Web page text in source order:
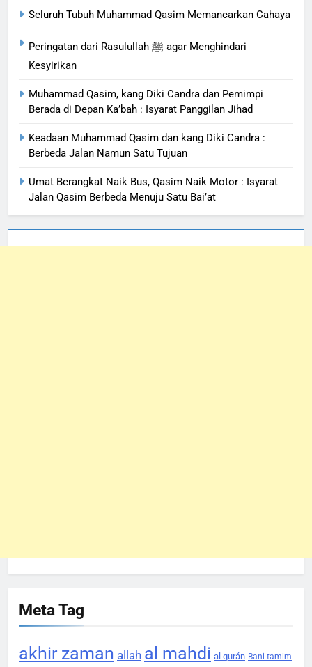
Seluruh Tubuh Muhammad Qasim Memancarkan Cahaya
Peringatan dari Rasulullah ﷺ agar Menghindari
Kesyirikan
Muhammad Qasim, kang Diki Candra dan Pemimpi
Berada di Depan Ka’bah : Isyarat Panggilan Jihad
Keadaan Muhammad Qasim dan kang Diki Candra :
Berbeda Jalan Namun Satu Tujuan
Umat Berangkat Naik Bus, Qasim Naik Motor : Isyarat
Jalan Qasim Berbeda Menuju Satu Bai’at
Meta Tag
akhir zaman allah al mahdi al qurán Bani tamim